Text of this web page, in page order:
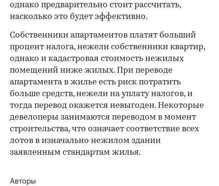
однако предварительно стоит рассчитать,
насколько это будет эффективно.
Собственники апартаментов платят больший
процент налога, нежели собственники квартир,
однако и кадастровая стоимость нежилых
помещений ниже жилых. При переводе
апартамента в жилье есть риск потратить
больше средств, нежели на уплату налогов, и
тогда перевод окажется невыгоден. Некоторые
девелоперы занимаются переводом в момент
строительства, что означает соответствие всех
лотов в изначально нежилом здании
заявленным стандартам жилья.
Авторы